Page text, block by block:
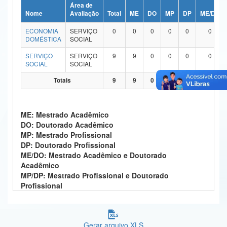
Ministério da Ciência, Tecnologia, Inovações e Comunicações
Ministério do Meio Ambiente
Ministério do Turismo
Ministério do Desenvolvimento Regional
Ministério da Mulher, da Família e dos Direitos Humanos
Secretaria-Geral
Secretaria de Governo
Gabinete de Segurança Institucional
Nome
Área de
Avaliação
Total ME DO MP DP
ME/DO
ECONOMIA
DOMÉSTICA
SERVIÇO
SOCIAL
0 0 0 0 0 0
SERVIÇO
SOCIAL
SERVIÇO
SOCIAL
9 9 0 0 0 0
Totais 9 9 0 0 0 0
ME: Mestrado Acadêmico
DO: Doutorado Acadêmico
MP: Mestrado Profissional
DP: Doutorado Profissional
ME/DO: Mestrado Acadêmico e Doutorado
Acadêmico
MP/DP: Mestrado Profissional e Doutorado
Profissional
Gerar arquivo XLS